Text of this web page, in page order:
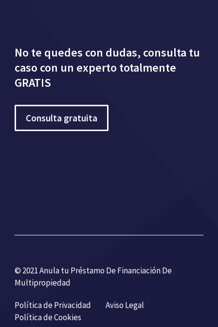
No te quedes con dudas, consulta tu
caso con un experto totalmente
GRATIS
Consulta gratuita
© 2021 Anula tu Préstamo De Financiación De
Multipropiedad
Política de Privacidad
Aviso Legal
Política de Cookies